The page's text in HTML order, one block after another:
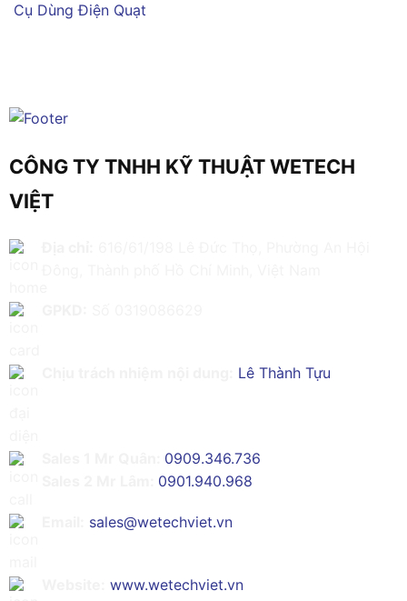
Cụ Dùng Điện Quạt
CÔNG TY TNHH KỸ THUẬT WETECH
VIỆT
Lê Thành Tựu
0909.346.736
0901.940.968
sales@wetechviet.vn
www.wetechviet.vn